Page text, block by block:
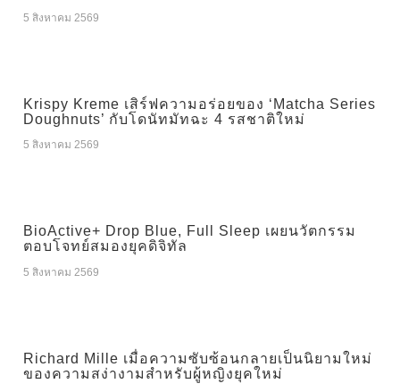
5 สิงหาคม 2569
Krispy Kreme เสิร์ฟความอร่อยของ ‘Matcha Series
Doughnuts’ กับโดนัทมัทฉะ 4 รสชาติใหม่
5 สิงหาคม 2569
BioActive+ Drop Blue, Full Sleep เผยนวัตกรรม
ตอบโจทย์สมองยุคดิจิทัล
5 สิงหาคม 2569
Richard Mille เมื่อความซับซ้อนกลายเป็นนิยามใหม่
ของความสง่างามสำหรับผู้หญิงยุคใหม่